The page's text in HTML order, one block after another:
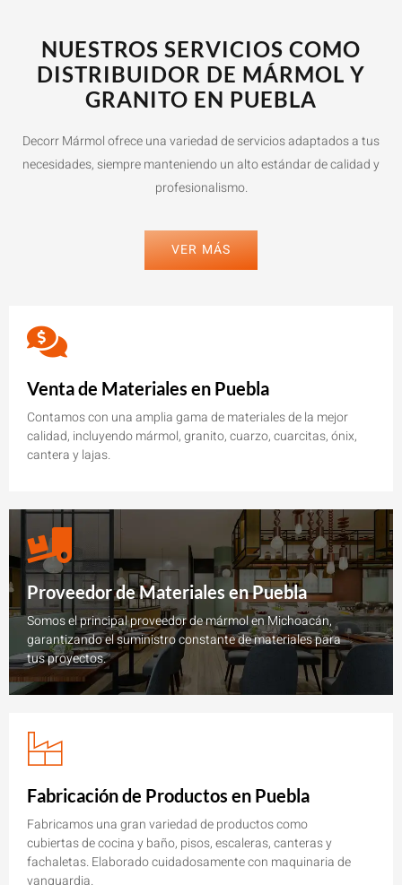
NUESTROS SERVICIOS COMO
DISTRIBUIDOR DE MÁRMOL Y
GRANITO EN PUEBLA
Decorr Mármol ofrece una variedad de servicios adaptados a tus
necesidades, siempre manteniendo un alto estándar de calidad y
profesionalismo.
VER MÁS
Venta de Materiales en Puebla
Contamos con una amplia gama de materiales de la mejor
calidad, incluyendo mármol, granito, cuarzo, cuarcitas, ónix,
cantera y lajas.
Proveedor de Materiales en Puebla
Somos el principal proveedor de mármol en Michoacán,
garantizando el suministro constante de materiales para
tus proyectos.
Fabricación de Productos en Puebla
Fabricamos una gran variedad de productos como
cubiertas de cocina y baño, pisos, escaleras, canteras y
fachaletas. Elaborado cuidadosamente con maquinaria de
vanguardia.